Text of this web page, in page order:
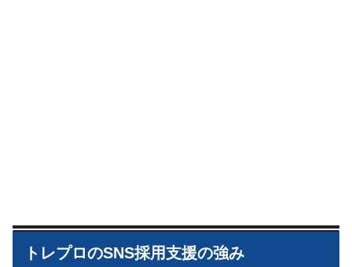
トレプロのSNS採用支援の強み